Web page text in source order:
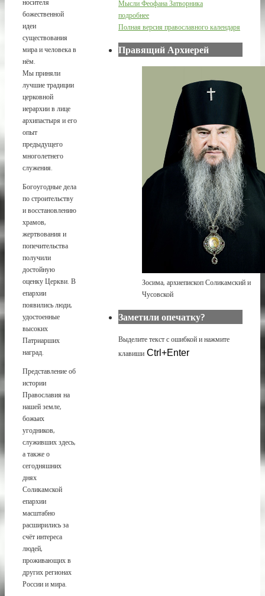
божественной
идеи
существования
мира и человека в
нём.
Мы приняли
лучшие традиции
церковной
иерархии в лице
архипастыря и его
опыт
предыдущего
многолетнего
служения.
Богоугодные дела
по строительству
и восстановлению
храмов,
жертвования и
попечительства
получили
достойную
оценку Церкви. В
епархии
появились люди,
удостоенные
высоких
Патриарших
наград.
Представление об
истории
Православия на
нашей земле,
божьих
угодников,
служивших здесь,
а также о
сегодняшних
днях
Соликамской
епархии
масштабно
расширились за
счёт интереса
людей,
проживающих в
других регионах
России и мира.
Мысли Феофана Затворника
подробнее
Полная версия православного календаря
Правящий Архиерей
Зосима, архиепископ Соликамский и
Чусовской
Заметили опечатку?
Выделите текст с ошибкой и нажмите
клавиши Ctrl+Enter